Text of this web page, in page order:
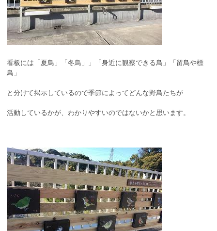
看板には「夏鳥」「冬鳥」」「身近に観察できる鳥」「留鳥や標
鳥」
と分けて掲示しているので季節によってどんな野鳥たちが
活動しているかが、わかりやすいのではないかと思います。